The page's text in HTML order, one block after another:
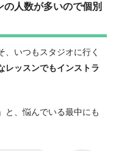
人数が多いので個別
、いつもスタジオに行く
レッスンでもインストラ
と、悩んでいる最中にも